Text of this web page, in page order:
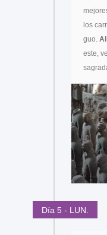
los
guo.
este,
Día 5 - LUN.